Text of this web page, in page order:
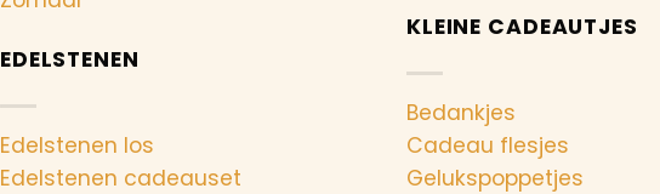
EDELSTENEN
Edelstenen los
Edelstenen cadeauset
KLEINE CADEAUTJES
Bedankjes
Cadeau flesjes
Gelukspoppetjes